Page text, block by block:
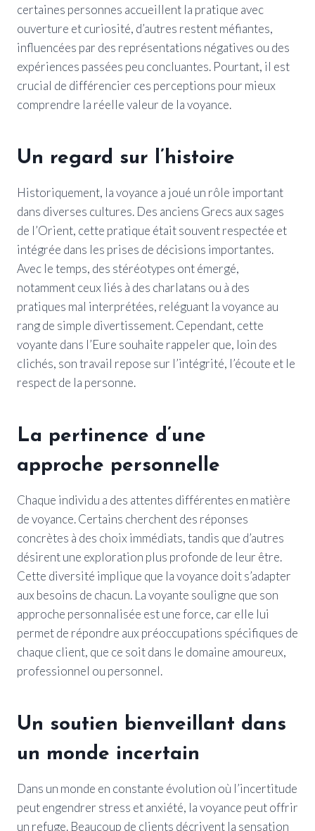
certaines personnes accueillent la pratique avec
ouverture et curiosité, d’autres restent méfiantes,
influencées par des représentations négatives ou des
expériences passées peu concluantes. Pourtant, il est
crucial de différencier ces perceptions pour mieux
comprendre la réelle valeur de la voyance.
Un regard sur l’histoire
Historiquement, la voyance a joué un rôle important
dans diverses cultures. Des anciens Grecs aux sages
de l’Orient, cette pratique était souvent respectée et
intégrée dans les prises de décisions importantes.
Avec le temps, des stéréotypes ont émergé,
notamment ceux liés à des charlatans ou à des
pratiques mal interprétées, reléguant la voyance au
rang de simple divertissement. Cependant, cette
voyante dans l’Eure souhaite rappeler que, loin des
clichés, son travail repose sur l’intégrité, l’écoute et le
respect de la personne.
La pertinence d’une
approche personnelle
Chaque individu a des attentes différentes en matière
de voyance. Certains cherchent des réponses
concrètes à des choix immédiats, tandis que d’autres
désirent une exploration plus profonde de leur être.
Cette diversité implique que la voyance doit s’adapter
aux besoins de chacun. La voyante souligne que son
approche personnalisée est une force, car elle lui
permet de répondre aux préoccupations spécifiques de
chaque client, que ce soit dans le domaine amoureux,
professionnel ou personnel.
Un soutien bienveillant dans
un monde incertain
Dans un monde en constante évolution où l’incertitude
peut engendrer stress et anxiété, la voyance peut offrir
un refuge. Beaucoup de clients décrivent la sensation